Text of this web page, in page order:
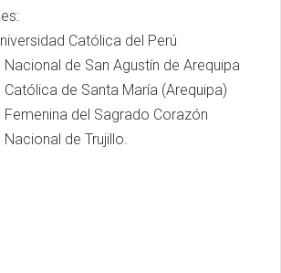
Católica del Perú
Nacional de San Agustín de Arequipa
Católica de Santa María (Arequipa)
Femenina del Sagrado Corazón
Nacional de Trujillo.